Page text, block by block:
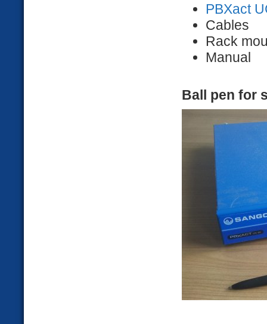
PBXact
Cables
Rack
Manual
Ball pen for